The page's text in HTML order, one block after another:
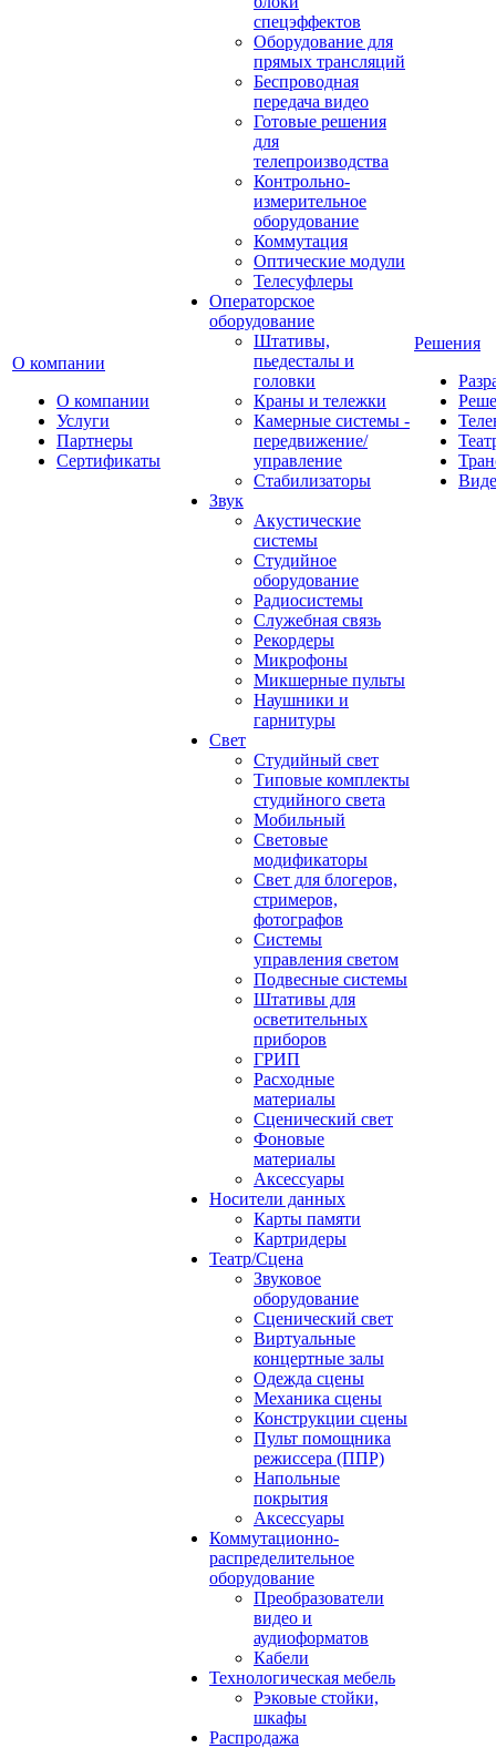
О компании
О компании
Услуги
Партнеры
Сертификаты
спецэффектов
Оборудование для
прямых трансляций
Беспроводная
передача видео
Готовые решения
для
телепроизводства
Контрольно-
измерительное
оборудование
Коммутация
Оптические модули
Телесуфлеры
Операторское
оборудование
Штативы,
пьедесталы и
головки
Краны и тележки
Камерные системы -
передвижение/
управление
Стабилизаторы
Звук
Акустические
системы
Студийное
оборудование
Радиосистемы
Служебная связь
Рекордеры
Микрофоны
Микшерные пульты
Наушники и
гарнитуры
Свет
Студийный свет
Типовые комплекты
студийного света
Мобильный
Световые
модификаторы
Свет для блогеров,
стримеров,
фотографов
Системы
управления светом
Подвесные системы
Штативы для
осветительных
приборов
ГРИП
Расходные
материалы
Сценический свет
Фоновые
материалы
Аксессуары
Носители данных
Карты памяти
Картридеры
Театр/Сцена
Звуковое
оборудование
Сценический свет
Виртуальные
концертные залы
Одежда сцены
Механика сцены
Конструкции сцены
Пульт помощника
режиссера (ППР)
Напольные
покрытия
Аксессуары
Коммутационно-
распределительное
оборудование
Преобразователи
видео и
аудиоформатов
Кабели
Технологическая мебель
Рэковые стойки,
шкафы
Распродажа
Решения